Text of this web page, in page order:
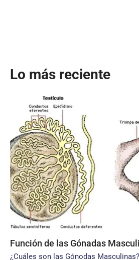
Lo más reciente
Función de las Gónadas
¿Cuáles son las Gónodas